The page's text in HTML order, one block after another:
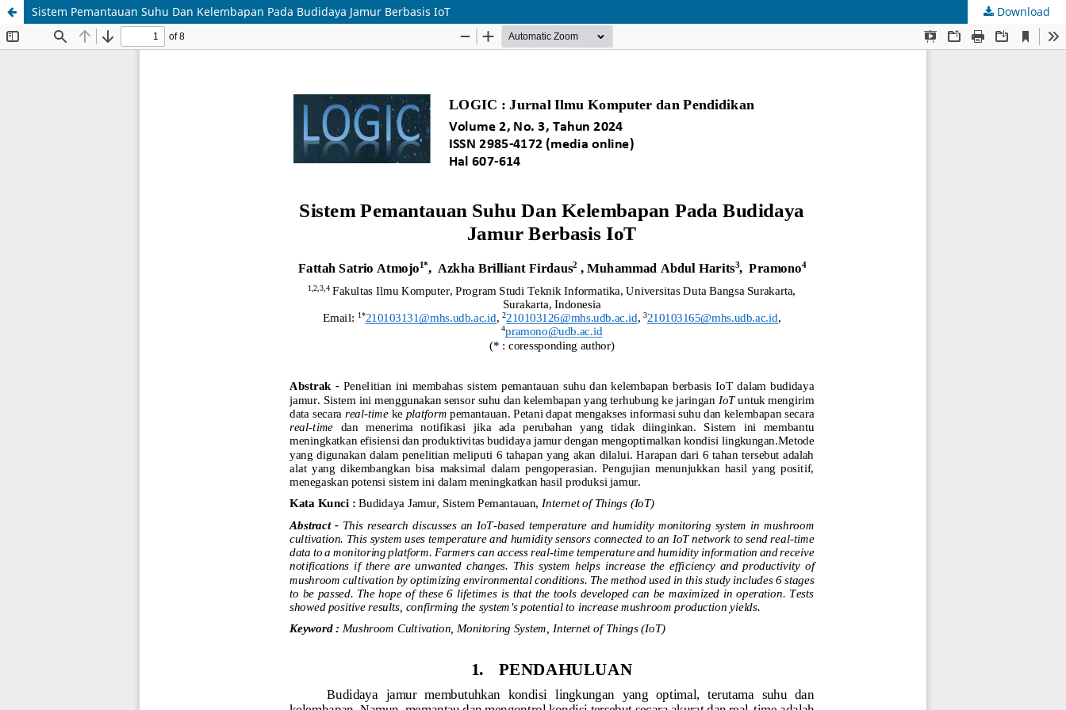
Sistem Pemantauan Suhu Dan Kelembapan Pada Budidaya Jamur Berbasis IoT Download